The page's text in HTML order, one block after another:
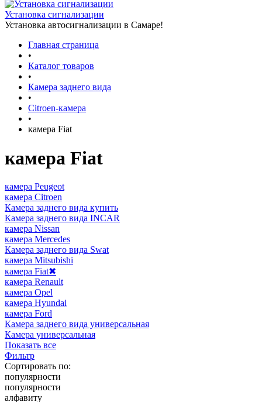
Установка сигнализации
Установка автосигнализации в Самаре!
Главная страница
•
Каталог товаров
•
Камера заднего вида
•
Citroen-камера
•
камера Fiat
камера Fiat
камера Peugeot
камера Citroen
Камера заднего вида купить
Камера заднего вида INCAR
камера Nissan
камера Mercedes
Камера заднего вида Swat
камера Mitsubishi
камера Fiat✖
камера Renault
камера Opel
камера Hyundai
камера Ford
Камера заднего вида универсальная
Камера универсальная
Показать все
Фильтр
Сортировать по:
популярности
популярности
алфавиту